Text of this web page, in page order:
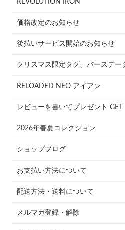
REVOLUTION IRON
価格改定のお知らせ
後払いサービス開始のお知らせ
クリスマス限定タグ、バースデ
RELOADED NEO アイアン
レビューを書いてプレゼント GET
2026年春夏コレクション
ショップブログ
お支払い方法について
配送方法・送料について
メルマガ登録・解除